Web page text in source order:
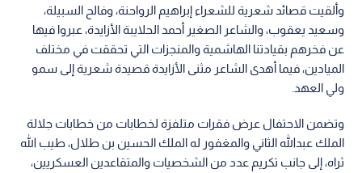
وألقيت قصائد شعرية للشعراء إبراهيم الرواحنة، وفالح السبيلة،
وسعيد يعقوب، والشاعر الصغير أحمد الحلايبة الأزايدة، عبروا فيها
عن فخرهم بقيادتنا الهاشمية والمنجزات التي تحققت في مختلف
الميادين، فيما أهدى الشاعر مثنى الأزايدة قصيدة شعرية إلى سمو
ولي العهد.
وتضمن الاحتفال عرض فقرات متلفزة لخطابات من خطابات جلالة
الملك عبدالله الثاني والمغفور له الملك الحسين بن طلال، طيب الله
ثراه، إلى جانب تكريم عدد من الشخصيات والمتقاعدين العسكريين،